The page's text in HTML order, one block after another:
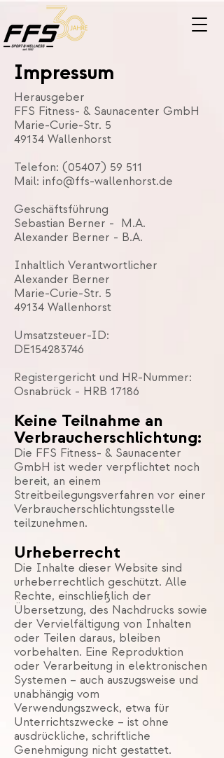
Impressum
Herausgeber
FFS Fitness- & Saunacenter GmbH
Marie-Curie-Str. 5
49134 Wallenhorst
Telefon: (05407) 59 511
Mail: info@ffs-wallenhorst.de
Geschäftsführung
Sebastian Berner - M.A.
Alexander Berner - B.A.
Inhaltlich Verantwortlicher
Alexander Berner
Marie-Curie-Str. 5
49134 Wallenhorst
Umsatzsteuer-ID:
DE154283746
Registergericht und HR-Nummer:
Osnabrück - HRB 17186
Keine Teilnahme an
Verbraucherschlichtung:
Die FFS Fitness- & Saunacenter
GmbH ist weder verpflichtet noch
bereit, an einem
Streitbeilegungsverfahren vor einer
Verbraucherschlichtungsstelle
teilzunehmen.
Urheberrecht
Die Inhalte dieser Website sind
urheberrechtlich geschützt. Alle
Rechte, einschließlich der
Übersetzung, des Nachdrucks sowie
der Vervielfältigung von Inhalten
oder Teilen daraus, bleiben
vorbehalten. Eine Reproduktion
oder Verarbeitung in elektronischen
Systemen – auch auszugsweise und
unabhängig vom
Verwendungszweck, etwa für
Unterrichtszwecke – ist ohne
ausdrückliche, schriftliche
Genehmigung nicht gestattet.